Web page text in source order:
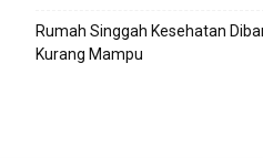
Rumah Singgah Kesehatan
Kurang Mampu